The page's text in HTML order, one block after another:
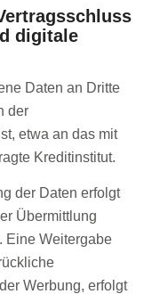
digitale
Daten an Dritte
der
etwa an das mit
Kreditinstitut.
der Daten erfolgt
Übermittlung
Eine Weitergabe
Werbung, erfolgt